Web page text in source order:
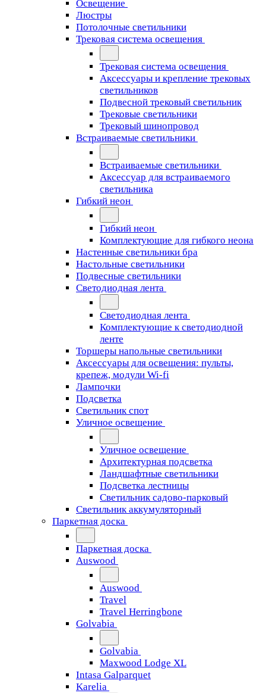
Освещение
Люстры
Потолочные светильники
Трековая система освещения
Трековая система освещения
Аксессуары и крепление трековых
светильников
Подвесной трековый светильник
Трековые светильники
Трековый шинопровод
Встраиваемые светильники
Встраиваемые светильники
Аксессуар для встраиваемого
светильника
Гибкий неон
Гибкий неон
Комплектующие для гибкого неона
Настенные светильники бра
Настольные светильники
Подвесные светильники
Светодиодная лента
Светодиодная лента
Комплектующие к светодиодной
ленте
Торшеры напольные светильники
Аксессуары для освещения: пульты,
крепеж, модули Wi-fi
Лампочки
Подсветка
Светильник спот
Уличное освещение
Уличное освещение
Архитектурная подсветка
Ландшафтные светильники
Подсветка лестницы
Светильник садово-парковый
Светильник аккумуляторный
Паркетная доска
Паркетная доска
Auswood
Auswood
Travel
Travel Herringbone
Golvabia
Golvabia
Maxwood Lodge XL
Intasa Galparquet
Karelia